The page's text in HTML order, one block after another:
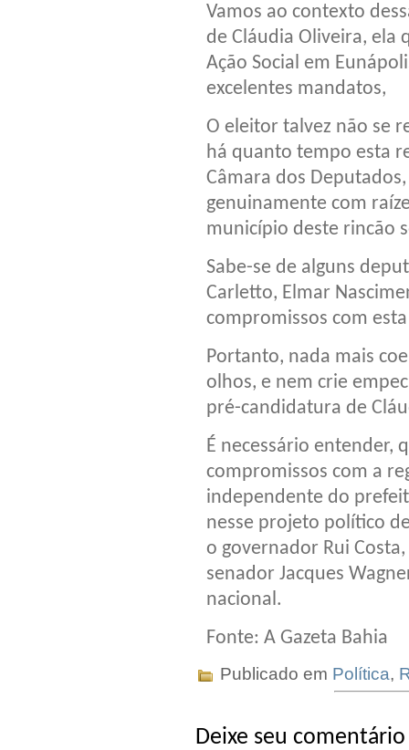
Vamos ao contexto
de Cláudia Oliveira, ela
Ação Social em
excelentes mandatos,
O eleitor talvez não se
há quanto tempo esta
Câmara dos
genuinamente com
município deste rincão
Sabe-se de alguns
Carletto, Elmar
compromissos com
Portanto, nada mais
olhos, e nem crie
pré-candidatura de
É necessário entender,
compromissos com a
independente do
nesse projeto político
o governador Rui
senador Jacques
nacional.
Fonte: A Gazeta Bahia
Publicado em Política,
Deixe seu comentário